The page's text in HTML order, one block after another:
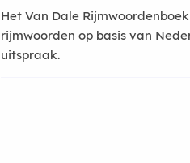
Het Van Dale
rijmwoorden op basis van
uitspraak.